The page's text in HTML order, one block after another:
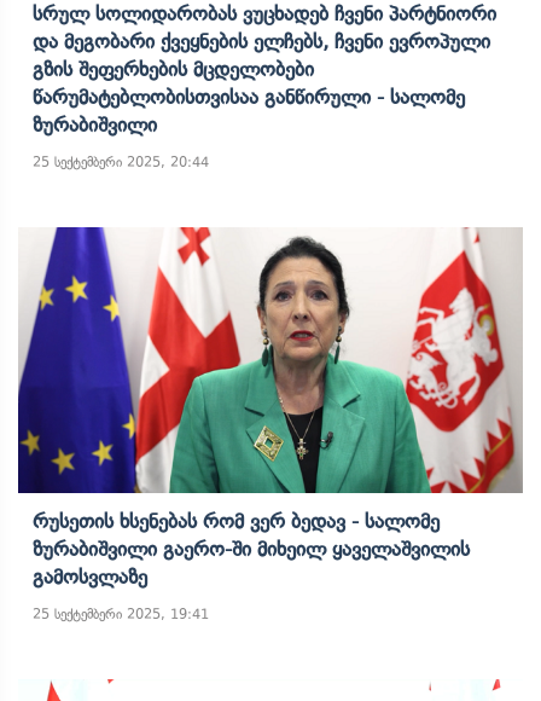
Სრულ Სოლიდარობას Ვუცხადებ Ჩვენი Პარტნიორი
Და Მეგობარი Ქვეყნების Ელჩებს, Ჩვენი Ევროპული
Გზის Შეფერხების Მცდელობები
Წარუმატებლობისთვისაა Განწირული - Სალომე
Ზურაბიშვილი
25 სექტემბერი 2025, 20:44
Რუსეთის Ხსენებას Რომ Ვერ Ბედავ - Სალომე
Ზურაბიშვილი Გაერო-Ში Მიხეილ Ყაველაშვილის
Გამოსვლაზე
25 სექტემბერი 2025, 19:41